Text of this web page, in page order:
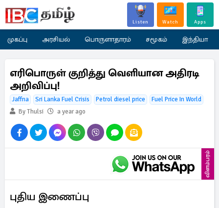
Listen Watch Apps
முகப்பு அரசியல் பொருளாதாரம் சமூகம் இந்தியா
எரிபொருள் குறித்து வெளியான அதிரடி
அறிவிப்பு!
Jaffna Sri Lanka Fuel Crisis Petrol diesel price
Fuel Price In World
By Thulsi
a year ago
விளம்பரம்
புதிய இணைப்பு